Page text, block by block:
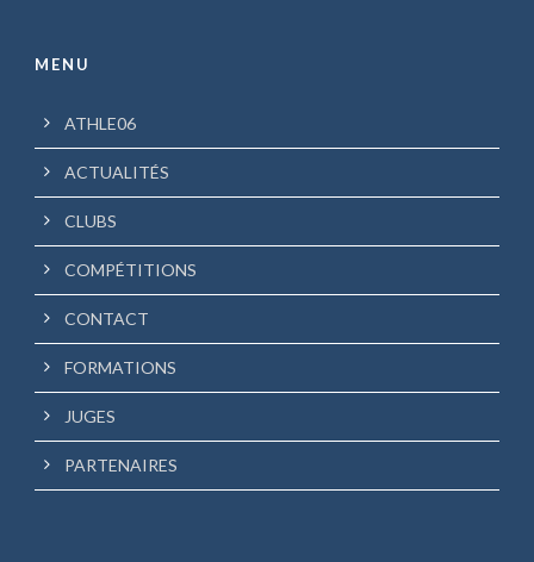
MENU
ATHLE06
ACTUALITÉS
CLUBS
COMPÉTITIONS
CONTACT
FORMATIONS
JUGES
PARTENAIRES